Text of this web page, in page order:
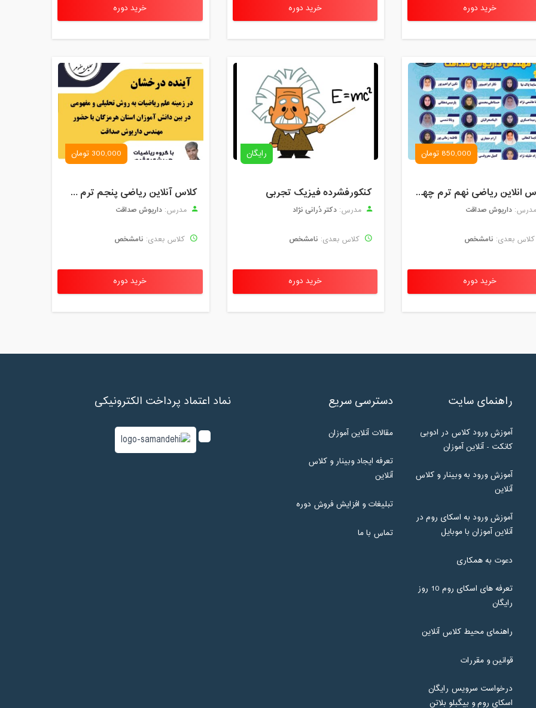
خرید دوره خرید دوره خرید دوره
850,000 تومان
کلاس انلاین ریاضی نهم ترم چهارم مهر 1404
مدرس: داریوش صداقت
کلاس بعدی: نامشخص
خرید دوره
رایگان
کنکورفشرده فیزیک تجربی
مدرس: دکتر دُرانی نژاد
کلاس بعدی: نامشخص
خرید دوره
300,000 تومان
کلاس آنلاین ریاضی پنجم ترم چهارم شهریور 1403
مدرس: داریوش صداقت
کلاس بعدی: نامشخص
خرید دوره
راهنمای سایت
آموزش ورود کلاس در ادوبی
کانکت - آنلاین آموزان
آموزش ورود به وبینار و کلاس
آنلاین
آموزش ورود به اسکای روم در
آنلاین آموزان با موبایل
دعوت به همکاری
تعرفه های اسکای روم 10 روز
رایگان
راهنمای محیط کلاس آنلاین
قوانین و مقررات
درخواست سرویس رایگان
اسکای روم و بیگبلو بلاتن
دسترسی سریع
مقالات آنلاین آموزان
تعرفه ایجاد وبینار و کلاس
آنلاین
تبلیغات و افزایش فروش دوره
تماس با ما
نماد اعتماد پرداخت الکترونیکی